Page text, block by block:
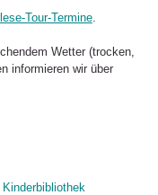
Tour-Termine.
Wetter (trocken,
informieren wir über
Kinderbibliothek